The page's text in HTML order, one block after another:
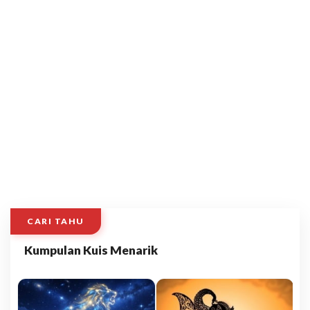
CARI TAHU
Kumpulan Kuis Menarik